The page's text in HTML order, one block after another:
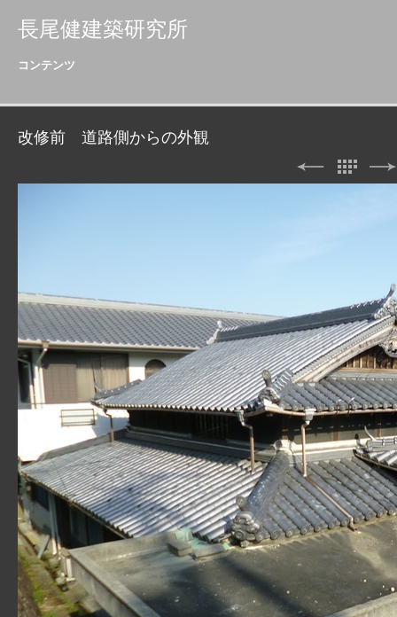
長尾健建築研究所
コンテンツ
改修前 道路側からの外観